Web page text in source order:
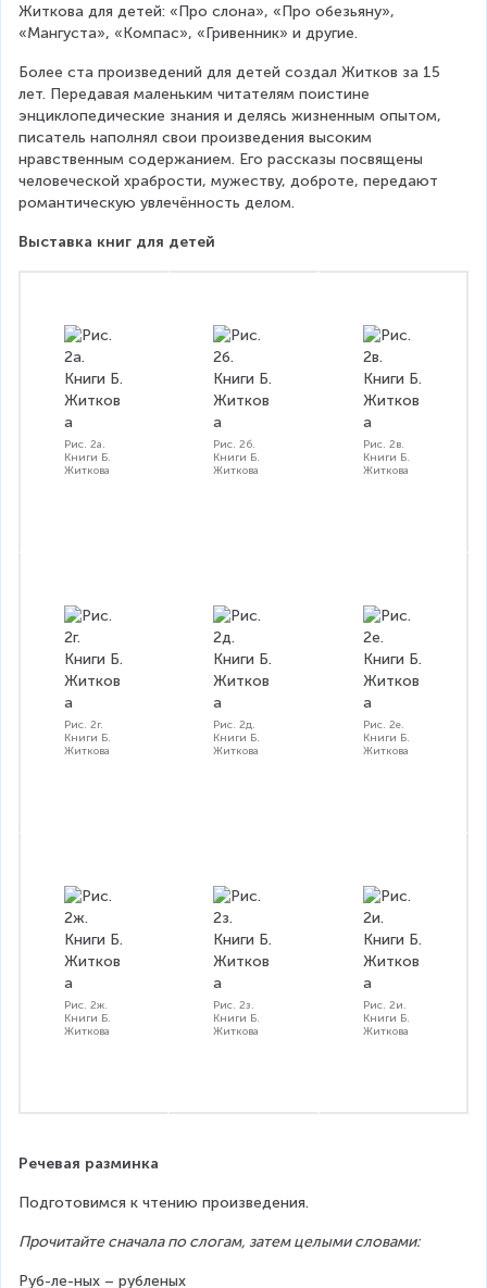
Житкова для детей: «Про слона», «Про обезьяну»,
«Мангуста», «Компас», «Гривенник» и другие.
Более ста произведений для детей создал Житков за 15
лет. Передавая маленьким читателям поистине
энциклопедические знания и делясь жизненным опытом,
писатель наполнял свои произведения высоким
нравственным содержанием. Его рассказы посвящены
человеческой храбрости, мужеству, доброте, передают
романтическую увлечённость делом.
Выставка книг для детей
Рис. 2а.
Книги Б.
Житкова
Рис. 2б.
Книги Б.
Житкова
Рис. 2в.
Книги Б.
Житкова
Рис. 2г.
Книги Б.
Житкова
Рис. 2д.
Книги Б.
Житкова
Рис. 2е.
Книги Б.
Житкова
Рис. 2ж.
Книги Б.
Житкова
Рис. 2з.
Книги Б.
Житкова
Рис. 2и.
Книги Б.
Житкова
Речевая разминка
Подготовимся к чтению произведения.
Прочитайте сначала по слогам, затем целыми словами:
Руб-ле-ных – рубленых